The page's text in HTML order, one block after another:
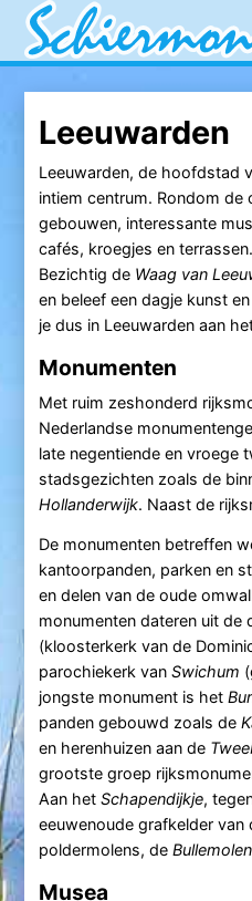
restaurants, cafés, kroegjes en
Leeuwarden
Leeuwarden, de hoofdstad
intiem centrum. Rondom
gebouwen, interessante
cafés, kroegjes en
Bezichtig de Waag van
en beleef een dagje kunst
je dus in Leeuwarden aan
Monumenten
Met ruim zeshonderd
Nederlandse
late negentiende en vroege
stadsgezichten zoals de
Hollanderwijk. Naast de
De monumenten betreffen
kantoorpanden, parken en
en delen van de oude
monumenten dateren uit de
(kloosterkerk van de
parochiekerk van Swichum
jongste monument is het
panden gebouwd zoals de
en herenhuizen aan de
grootste groep
Aan het Schapendijkje,
eeuwenoude grafkelder van
poldermolens, de Bullemolen
Musea